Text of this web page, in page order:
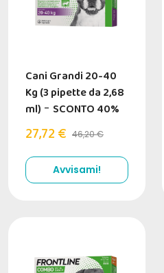
Cani Grandi 20-40
Kg (3 pipette da 2,68
ml) - SCONTO 40%
27,72 € 46,20 €
Avvisami!